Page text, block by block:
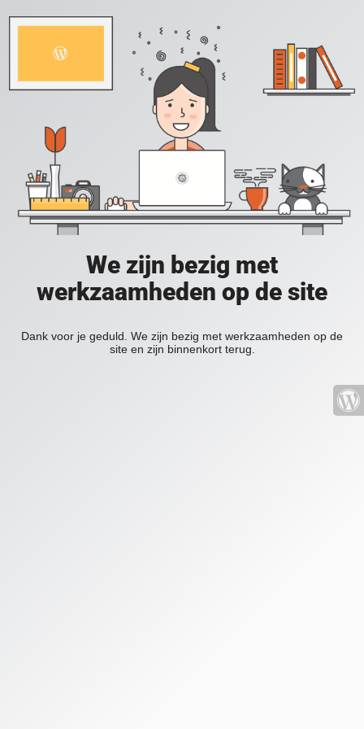
We zijn bezig met
werkzaamheden op de site
Dank voor je geduld. We zijn bezig met werkzaamheden op de
site en zijn binnenkort terug.